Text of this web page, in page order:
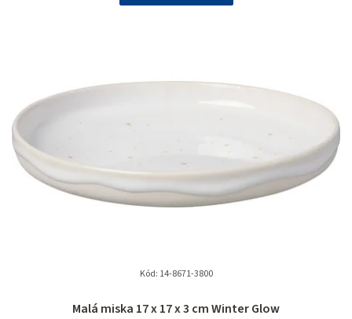
Malá miska 17 x 17 x 3 cm Winter Glow
Kód: 14-8671-3800